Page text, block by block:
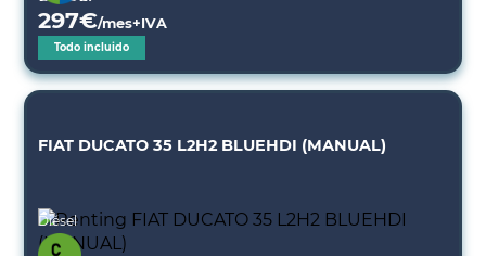
297€/mes+IVA
Todo incluido
FIAT DUCATO 35 L2H2 BLUEHDI (MANUAL)
Diésel